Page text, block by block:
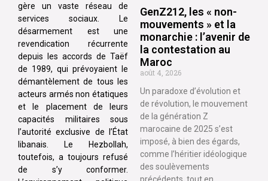
gère un vaste réseau de
services sociaux. Le
désarmement est une
revendication récurrente
depuis les accords de Taëf
de 1989, qui prévoyaient le
démantèlement de tous les
acteurs armés non étatiques
et le placement de leurs
capacités militaires sous
l’autorité exclusive de l’État
libanais. Le Hezbollah,
toutefois, a toujours refusé
de s’y conformer.
GenZ212, les « non-
mouvements » et la
monarchie : l’avenir de
la contestation au
Maroc
août 4, 2026
Un paradoxe d’évolution et
de révolution, le mouvement
de la génération Z
marocaine de 2025 s’est
imposé, à bien des égards,
comme l’héritier idéologique
des soulèvements
précédents, tout en